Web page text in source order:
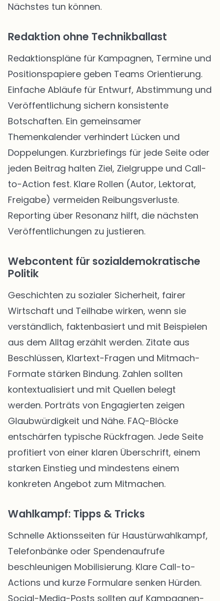
Nächstes tun können.
Redaktion ohne Technikballast
Redaktionspläne für Kampagnen, Termine und
Positionspapiere geben Teams Orientierung.
Einfache Abläufe für Entwurf, Abstimmung und
Veröffentlichung sichern konsistente
Botschaften. Ein gemeinsamer
Themenkalender verhindert Lücken und
Doppelungen. Kurzbriefings für jede Seite oder
jeden Beitrag halten Ziel, Zielgruppe und Call-
to-Action fest. Klare Rollen (Autor, Lektorat,
Freigabe) vermeiden Reibungsverluste.
Reporting über Resonanz hilft, die nächsten
Veröffentlichungen zu justieren.
Webcontent für sozialdemokratische
Politik
Geschichten zu sozialer Sicherheit, fairer
Wirtschaft und Teilhabe wirken, wenn sie
verständlich, faktenbasiert und mit Beispielen
aus dem Alltag erzählt werden. Zitate aus
Beschlüssen, Klartext-Fragen und Mitmach-
Formate stärken Bindung. Zahlen sollten
kontextualisiert und mit Quellen belegt
werden. Porträts von Engagierten zeigen
Glaubwürdigkeit und Nähe. FAQ-Blöcke
entschärfen typische Rückfragen. Jede Seite
profitiert von einer klaren Überschrift, einem
starken Einstieg und mindestens einem
konkreten Angebot zum Mitmachen.
Wahlkampf: Tipps & Tricks
Schnelle Aktionsseiten für Haustürwahlkampf,
Telefonbänke oder Spendenaufrufe
beschleunigen Mobilisierung. Klare Call-to-
Actions und kurze Formulare senken Hürden.
Social-Media-Posts sollten auf Kampagnen-